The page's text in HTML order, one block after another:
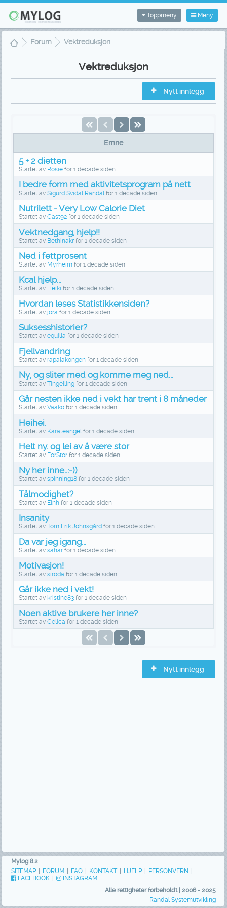
Meny
Toppmeny
Forum Vektreduksjon
Vektreduksjon
Nytt innlegg
Emne
5 + 2 dietten
Startet av Rosiefor 1 decade siden
I bedre form med aktivitetsprogram på nett
Startet av Sigurd Svidal Randalfor 1 decade siden
Nutrilett - Very Low Calorie Diet
Startet av Gast92for 1 decade siden
Vektnedgang, hjelp!!
Startet av Bethinakrfor 1 decade siden
Ned i fettprosent
Startet av Myrheimfor 1 decade siden
Kcal hjelp...
Startet av Heiki for 1 decade siden
Hvordan leses Statistikkensiden?
Startet av jora for 1 decade siden
Suksesshistorier?
Startet av equilla for 1 decade siden
Fjellvandring
Startet av rapalakongen for 1 decade siden
Ny, og sliter med og komme meg ned...
Startet av Tingellingfor 1 decade siden
Går nesten ikke ned i vekt har trent i 8 måneder
Startet av Vaakofor 1 decade siden
Heihei.
Startet av Karateangelfor 1 decade siden
Helt ny. og lei av å være stor
Startet av ForStorfor 1 decade siden
Ny her inne..:-))
Startet av spinning18for 1 decade siden
Tålmodighet?
Startet av Elnhfor 1 decade siden
Insanity
Startet av Tom Erik Johnsgårdfor 1 decade siden
Da var jeg igang...
Startet av saharfor 1 decade siden
Motivasjon!
Startet av siroda for 1 decade siden
Går ikke ned i vekt!
Startet av kristine83for 1 decade siden
Noen aktive brukere her inne?
Startet av Gelica for 1 decade siden
Nytt innlegg
Mylog 8.2
SITEMAP
FORUM FAQ KONTAKT HJELP PERSONVERN
FACEBOOK
INSTAGRAM
Alle rettigheter forbeholdt | 2006 - 2025
Randal Systemutvikling